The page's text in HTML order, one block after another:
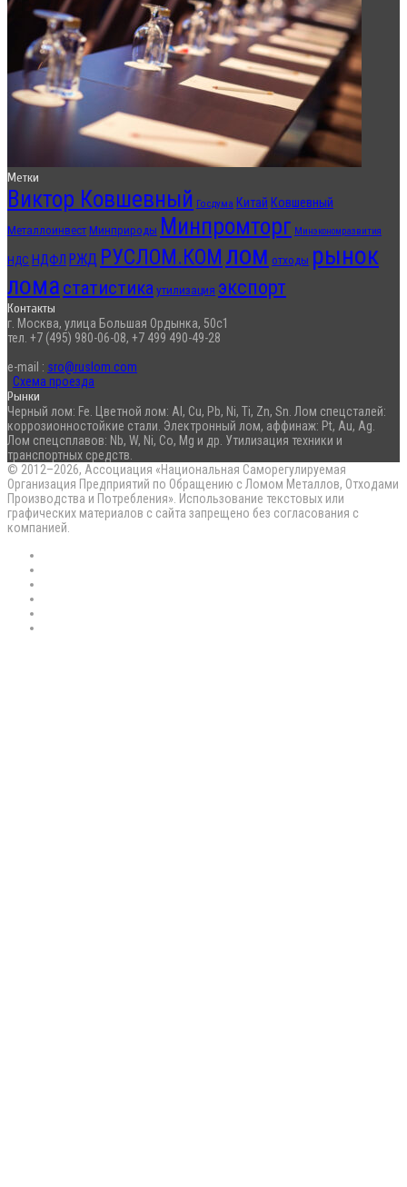
Метки
Виктор Ковшевный Госдума Китай Ковшевный
Металлоинвест Минприроды Минпромторг Минэкономразвития
НДС НДФЛ РЖД РУСЛОМ.КОМ лом отходы рынок
лома статистика утилизация экспорт
Контакты
г. Москва, улица Большая Ордынка, 50с1
тел. +7 (495) 980-06-08, +7 499 490-49-28
e-mail : sro@ruslom.com
Схема проезда
Рынки
Черный лом: Fe. Цветной лом: Al, Cu, Pb, Ni, Ti, Zn, Sn. Лом спецсталей:
коррозионностойкие стали. Электронный лом, аффинаж: Pt, Au, Ag.
Лом спецсплавов: Nb, W, Ni, Co, Mg и др. Утилизация техники и
транспортных средств.
© 2012–2026, Ассоциация «Национальная Саморегулируемая
Организация Предприятий по Обращению с Ломом Металлов, Отходами
Производства и Потребления». Использование текстовых или
графических материалов с сайта запрещено без согласования с
компанией.